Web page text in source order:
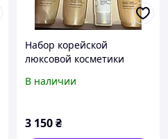
Набор корейской
люксовой косметики
Special Set
В наличии
3 150₴